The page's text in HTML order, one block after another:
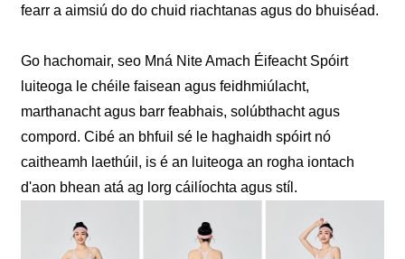
fearr a aimsiú do do chuid riachtanas agus do bhuiséad.
Go hachomair, seo Mná Nite Amach Éifeacht Spóirt
luiteoga le chéile faisean agus feidhmiúlacht,
marthanacht agus barr feabhais, solúbthacht agus
compord. Cibé an bhfuil sé le haghaidh spóirt nó
caitheamh laethúil, is é an luiteoga an rogha iontach
d'aon bhean atá ag lorg cáilíochta agus stíl.